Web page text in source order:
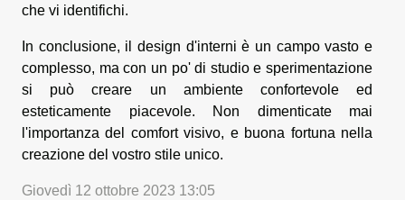
che vi identifichi.
In conclusione, il design d'interni è un campo vasto e
complesso, ma con un po' di studio e sperimentazione
si può creare un ambiente confortevole ed
esteticamente piacevole. Non dimenticate mai
l'importanza del comfort visivo, e buona fortuna nella
creazione del vostro stile unico.
Giovedì 12 ottobre 2023 13:05